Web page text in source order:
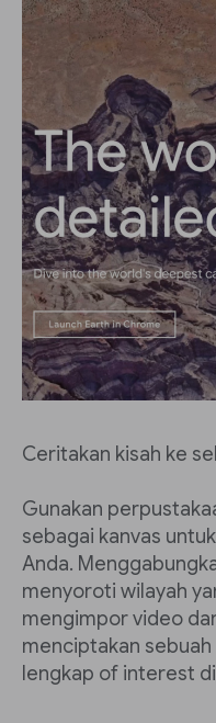
Ceritakan kisah ke
Gunakan
sebagai kanvas
Anda.
menyoroti wilayah
mengimpor video
menciptakan
lengkap of interest